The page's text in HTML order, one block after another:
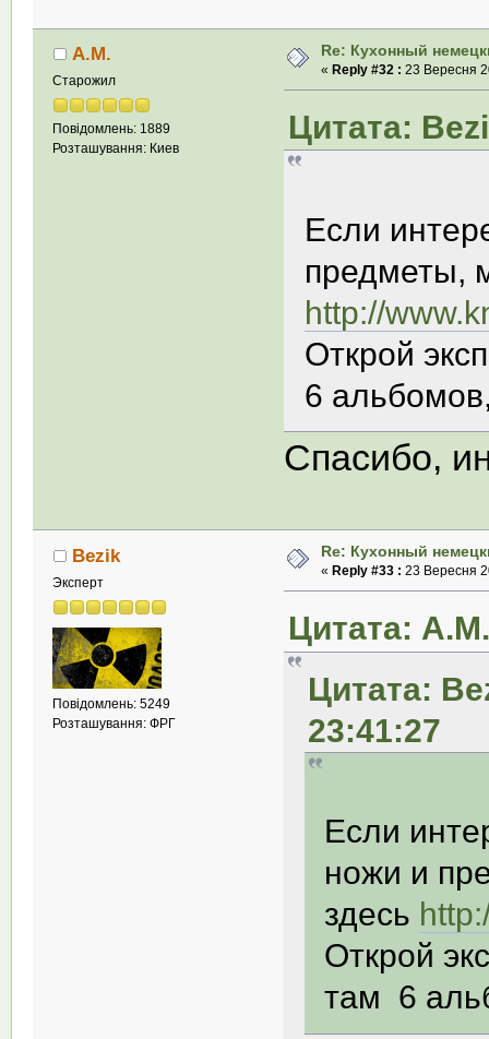
А.М.
Старожил
Повідомлень: 1889
Розташування: Киев
Re: Кухонный
« Reply #32 : 23 Вересня
Цитата:
Если
предметы,
http://
Открой
6
Спасибо,
Bezik
Эксперт
Повідомлень: 5249
Розташування: ФРГ
Re: Кухонный
« Reply #33 : 23 Вересня
Цитата:
Цитата:
23:41:27
Если
ножи и
здесь
Открой
там 6